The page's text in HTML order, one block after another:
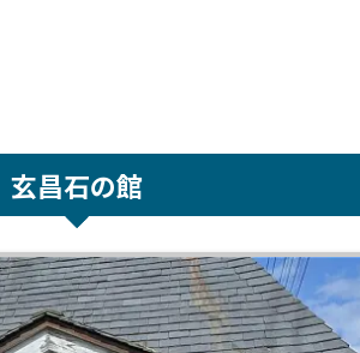
玄昌石の館